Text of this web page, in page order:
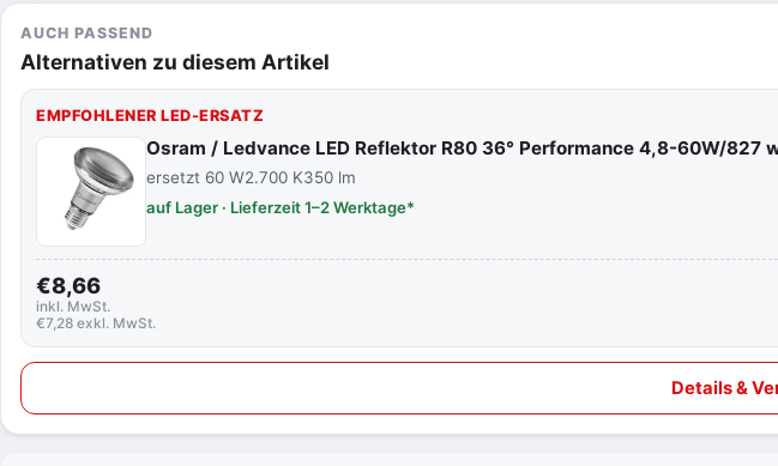
AUCH PASSEND
Alternativen zu diesem Artikel
EMPFOHLENER LED-ERSATZ
Osram / Ledvance LED Reflektor R80 36° Performance 4,8-60W/827
ersetzt 60 W2.700 K350 lm
auf Lager · Lieferzeit 1–2 Werktage*
€8,66
inkl. MwSt.
€7,28 exkl. MwSt.
Details &